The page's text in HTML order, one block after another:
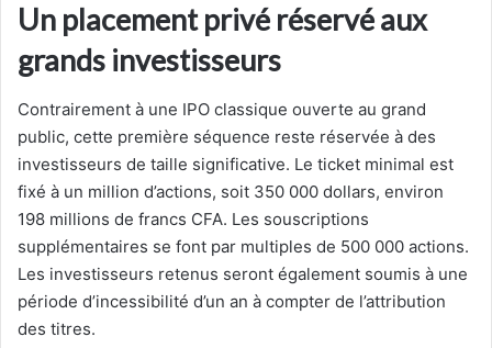
Un placement privé réservé aux
grands investisseurs
Contrairement à une IPO classique ouverte au grand
public, cette première séquence reste réservée à des
investisseurs de taille significative. Le ticket minimal est
fixé à un million d’actions, soit 350 000 dollars, environ
198 millions de francs CFA. Les souscriptions
supplémentaires se font par multiples de 500 000 actions.
Les investisseurs retenus seront également soumis à une
période d’incessibilité d’un an à compter de l’attribution
des titres.